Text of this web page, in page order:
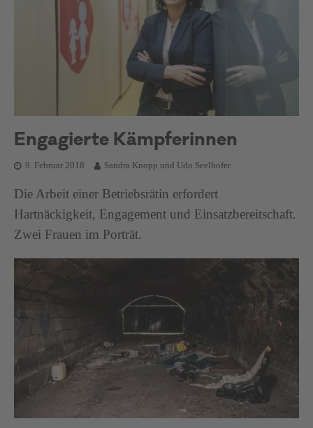
Engagierte Kämpferinnen
9. Februar 2018 Sandra Knopp und Udo Seelhofer
Die Arbeit einer Betriebsrätin erfordert
Hartnäckigkeit, Engagement und Einsatzbereitschaft.
Zwei Frauen im Porträt.